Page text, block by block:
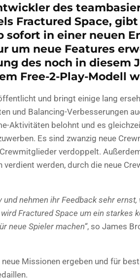
des
Fractured Space,
sofort in einer neuen
um neue Features
des noch in diesem
Free-2-Play-Modell
und bringt einige lang
und Balancing-Verbesserungen
Aktivitäten belohnt und es
Es sind zwanzig neue
verdoppelt.
verdient werden, durch die neue
nehmen ihr Feedback sehr
Fractured Space um ein starkes
neue Spieler machen“, so James
Missionen ergeben und für